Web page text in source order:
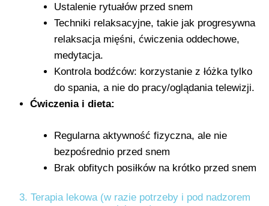
Ustalenie rytuałów przed snem
Techniki relaksacyjne, takie jak progresywna
relaksacja mięśni, ćwiczenia oddechowe,
medytacja.
Kontrola bodźców: korzystanie z łóżka tylko
do spania, a nie do pracy/oglądania telewizji.
Ćwiczenia i dieta:
Regularna aktywność fizyczna, ale nie
bezpośrednio przed snem
Brak obfitych posiłków na krótko przed snem
3. Terapia lekowa (w razie potrzeby i pod nadzorem